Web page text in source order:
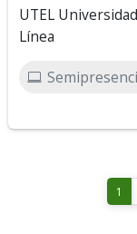
UTEL
Línea
1